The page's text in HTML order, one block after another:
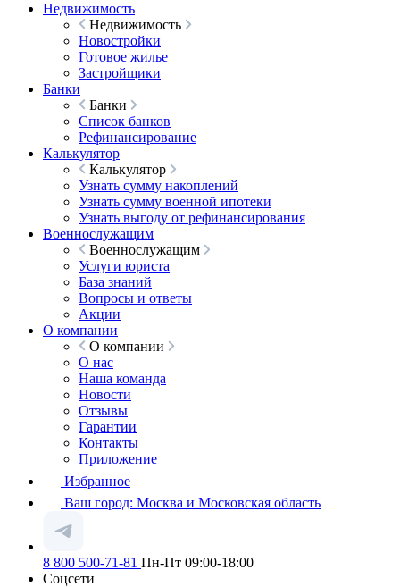
Недвижимость
Недвижимость
Новостройки
Готовое жилье
Застройщики
Банки
Банки
Список банков
Рефинансирование
Калькулятор
Калькулятор
Узнать сумму накоплений
Узнать сумму военной ипотеки
Узнать выгоду от рефинансирования
Военнослужащим
Военнослужащим
Услуги юриста
База знаний
Вопросы и ответы
Акции
О компании
О компании
О нас
Наша команда
Новости
Отзывы
Гарантии
Контакты
Приложение
Избранное
Ваш город: Москва и Московская область
8 800 500-71-81 Пн-Пт 09:00-18:00
Соцсети